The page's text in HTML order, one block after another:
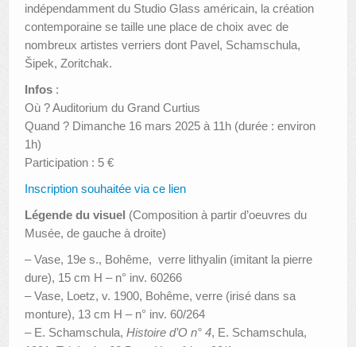
indépendamment du Studio Glass américain, la création
contemporaine se taille une place de choix avec de
nombreux artistes verriers dont Pavel, Schamschula,
Šipek, Zoritchak.
Infos :
Où ? Auditorium du Grand Curtius
Quand ? Dimanche 16 mars 2025 à 11h (durée : environ
1h)
Participation : 5 €
Inscription souhaitée via ce lien
Légende du visuel (Composition à partir d’oeuvres du
Musée, de gauche à droite)
– Vase, 19e s., Bohême, verre lithyalin (imitant la pierre
dure), 15 cm H – n° inv. 60266
– Vase, Loetz, v. 1900, Bohême, verre (irisé dans sa
monture), 13 cm H – n° inv. 60/264
– E. Schamschula, Histoire d’O n° 4, E. Schamschula,